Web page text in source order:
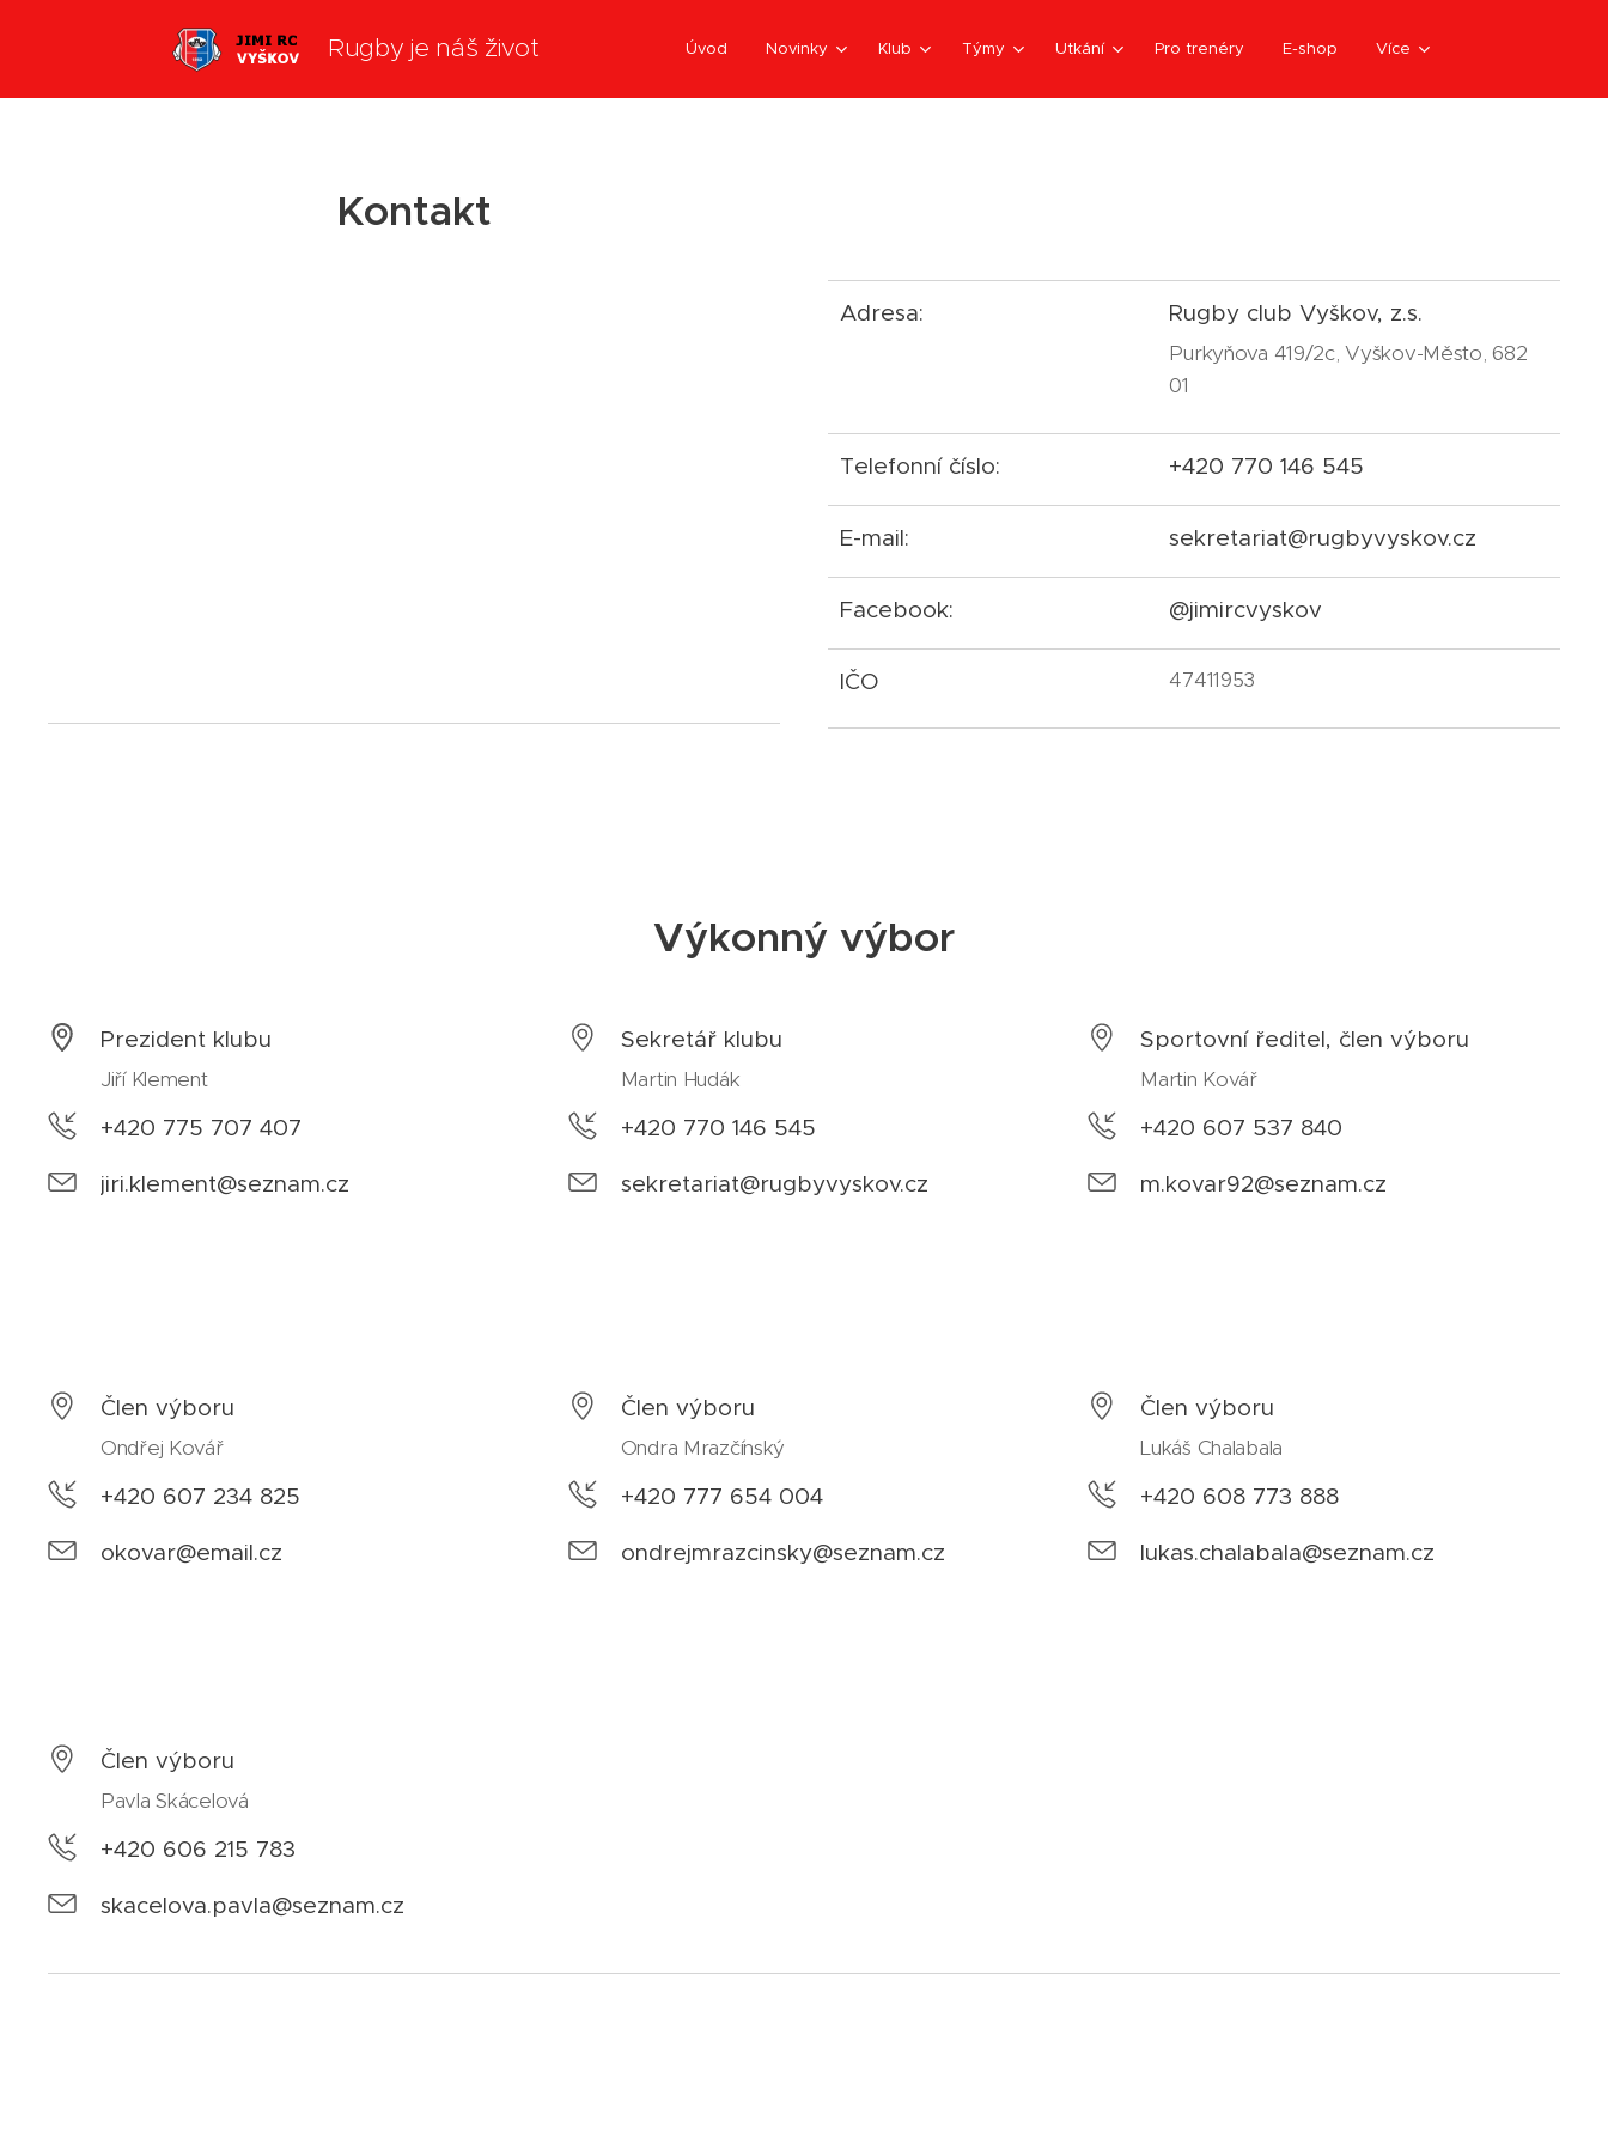
Rugby je náš život Úvod Novinky Klub Týmy Utkání Pro trenéry E-shop Více
Kontakt
Adresa: Rugby club Vyškov, z.s.
Purkyňova 419/2c, Vyškov-Město, 682
01
Telefonní číslo: +420 770 146 545
E-mail: sekretariat@rugbyvyskov.cz
Facebook: @jimircvyskov
IČO 47411953
Výkonný výbor
Prezident klubu
Jiří Klement
+420 775 707 407
jiri.klement@seznam.cz
Sekretář klubu
Martin Hudák
+420 770 146 545
sekretariat@rugbyvyskov.cz
Sportovní ředitel, člen výboru
Martin Kovář
+420 607 537 840
m.kovar92@seznam.cz
Člen výboru
Ondřej Kovář
+420 607 234 825
okovar@email.cz
Člen výboru
Ondra Mrazčínský
+420 777 654 004
ondrejmrazcinsky@seznam.cz
Člen výboru
Lukáš Chalabala
+420 608 773 888
lukas.chalabala@seznam.cz
Člen výboru
Pavla Skácelová
+420 606 215 783
skacelova.pavla@seznam.cz